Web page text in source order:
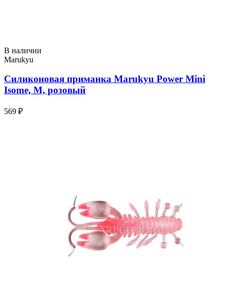
В наличии
Marukyu
Силиконовая приманка Marukyu Power Mini
Isome, M, розовый
569 ₽